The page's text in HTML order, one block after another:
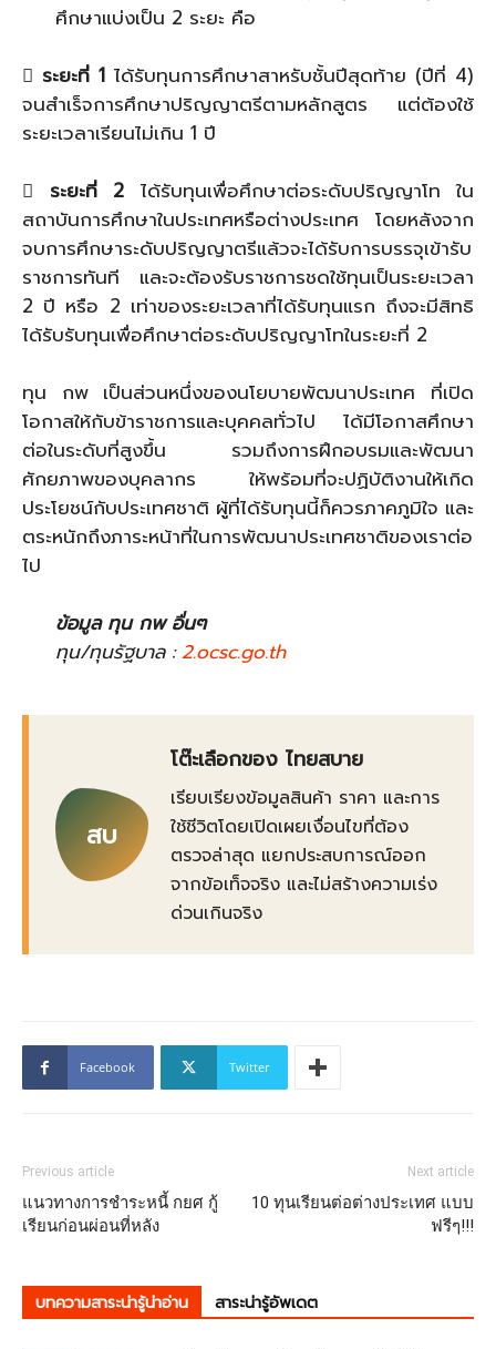
ศึกษาแบ่งเป็น 2 ระยะ คือ
 ระยะที่ 1 ได้รับทุนการศึกษาสาหรับชั้นปีสุดท้าย (ปีที่ 4)
จนสำเร็จการศึกษาปริญญาตรีตามหลักสูตร แต่ต้องใช้
ระยะเวลาเรียนไม่เกิน 1 ปี
 ระยะที่ 2 ได้รับทุนเพื่อศึกษาต่อระดับปริญญาโท ใน
สถาบันการศึกษาในประเทศหรือต่างประเทศ โดยหลังจาก
จบการศึกษาระดับปริญญาตรีแล้วจะได้รับการบรรจุเข้ารับ
ราชการทันที และจะต้องรับราชการชดใช้ทุนเป็นระยะเวลา
2 ปี หรือ 2 เท่าของระยะเวลาที่ได้รับทุนแรก ถึงจะมีสิทธิ
ได้รับรับทุนเพื่อศึกษาต่อระดับปริญญาโทในระยะที่ 2
ทุน กพ เป็นส่วนหนึ่งของนโยบายพัฒนาประเทศ ที่เปิด
โอกาสให้กับข้าราชการและบุคคลทั่วไป ได้มีโอกาสศึกษา
ต่อในระดับที่สูงขึ้น รวมถึงการฝึกอบรมและพัฒนา
ศักยภาพของบุคลากร ให้พร้อมที่จะปฏิบัติงานให้เกิด
ประโยชน์กับประเทศชาติ ผู้ที่ได้รับทุนนี้ก็ควรภาคภูมิใจ และ
ตระหนักถึงภาระหน้าที่ในการพัฒนาประเทศชาติของเราต่อ
ไป
ข้อมูล ทุน กพ อื่นๆ
ทุน/ทุนรัฐบาล :2.ocsc.go.th
สบ
โต๊ะเลือกของ ไทยสบาย
เรียบเรียงข้อมูลสินค้า ราคา และการ
ใช้ชีวิตโดยเปิดเผยเงื่อนไขที่ต้อง
ตรวจล่าสุด แยกประสบการณ์ออก
จากข้อเท็จจริง และไม่สร้างความเร่ง
ด่วนเกินจริง
Facebook Twitter
Previous article
แนวทางการชำระหนี้ กยศ กู้
เรียนก่อนผ่อนที่หลัง
Next article
10 ทุนเรียนต่อต่างประเทศ แบบ
ฟรีๆ!!!
บทความสาระน่ารู้น่าอ่าน สาระน่ารู้อัพเดต